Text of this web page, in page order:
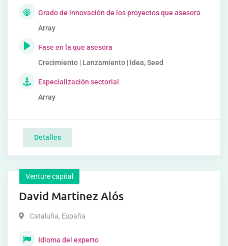
Grado de innovación de los proyectos que asesora
Array
Fase en la que asesora
Crecimiento | Lanzamiento | Idea, Seed
Especialización sectorial
Array
Detalles
Venture capital
David Martinez Alós
Cataluña, España
Idioma del experto